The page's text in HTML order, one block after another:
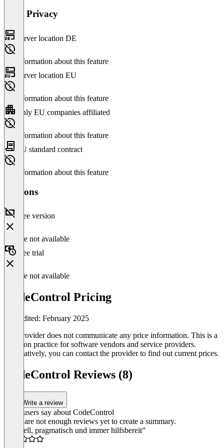
Data Privacy
Server location DE
No information about this feature
Server location EU
No information about this feature
Only EU companies affiliated
No information about this feature
EU standard contract
No information about this feature
Versions
Free version
Feature not available
Free trial
Feature not available
CodeControl Pricing
Last edited: February 2025
The provider does not communicate any price information. This is a
common practice for software vendors and service providers.
Alternatively, you can contact the provider to find out current prices.
CodeControl Reviews (8)
Write a review
What users say about CodeControl
There are not enough reviews yet to create a summary.
“Schnell, pragmatisch und immer hilfsbereit”